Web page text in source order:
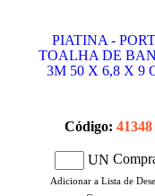
PIATINA -
TOALHA DE
3M 50 X 6,8 X 9
Código: 41348
UN
Adicionar a Lista de